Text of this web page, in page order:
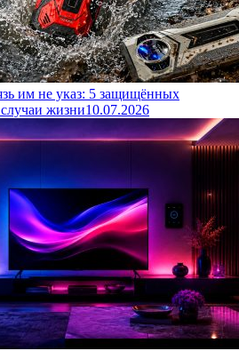
им не указ: 5 защищённых
жизни10.07.2026